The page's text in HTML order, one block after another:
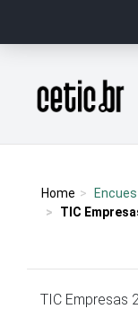
Página inicial
Home
TIC
TIC Empresas